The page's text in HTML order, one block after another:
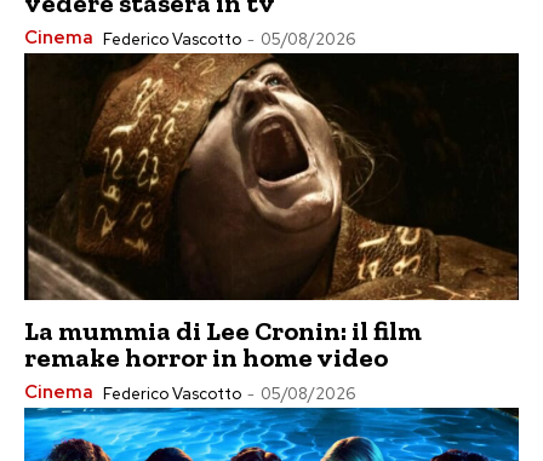
Cinema Federico Vascotto - 05/08/2026
La mummia di Lee Cronin: il film
remake horror in home video
Cinema Federico Vascotto - 05/08/2026